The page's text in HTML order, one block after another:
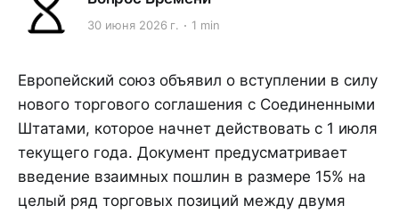
30 июня 2026 г. 1 min
Европейский союз объявил о вступлении в силу
нового торгового соглашения с Соединенными
Штатами, которое начнет действовать с 1 июля
текущего года. Документ предусматривает
введение взаимных пошлин в размере 15% на
целый ряд торговых позиций между двумя